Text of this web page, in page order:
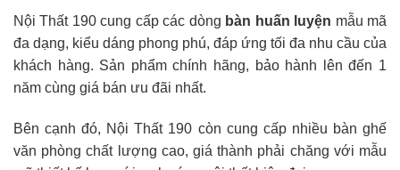
Nội Thất 190 cung cấp các dòng bàn huấn luyện mẫu mã
đa dạng, kiểu dáng phong phú, đáp ứng tối đa nhu cầu của
khách hàng. Sản phẩm chính hãng, bảo hành lên đến 1
năm cùng giá bán ưu đãi nhất.
Bên cạnh đó, Nội Thất 190 còn cung cấp nhiều bàn ghế
văn phòng chất lượng cao, giá thành phải chăng với mẫu